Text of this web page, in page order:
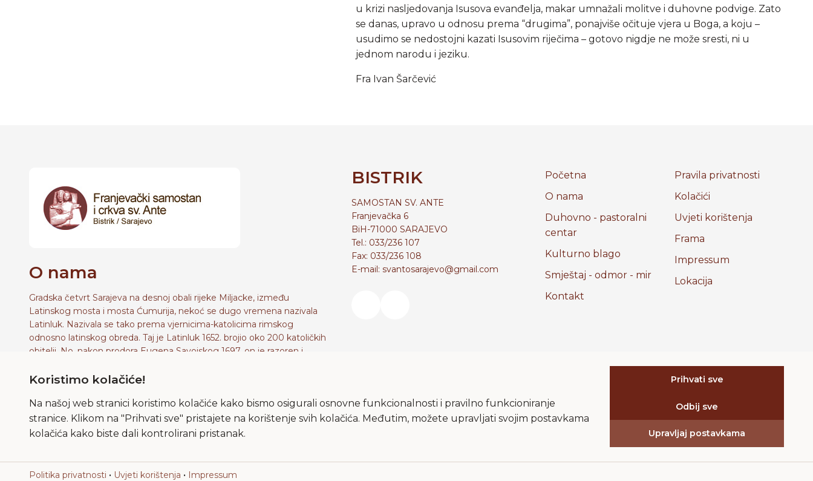
u krizi nasljedovanja Isusova evanđelja, makar umnažali molitve i duhovne podvige. Zato
se danas, upravo u odnosu prema “drugima”, ponajviše očituje vjera u Boga, a koju –
usudimo se nedostojni kazati Isusovim riječima – gotovo nigdje ne može sresti, ni u
jednom narodu i jeziku.
Fra Ivan Šarčević
O nama
Gradska četvrt Sarajeva na desnoj obali rijeke Miljacke, između
Latinskog mosta i mosta Ćumurija, nekoć se dugo vremena nazivala
Latinluk. Nazivala se tako prema vjernicima-katolicima rimskog
odnosno latinskog obreda. Taj je Latinluk 1652. brojio oko 200 katoličkih
obitelji. No, nakon prodora Eugena Savojskog 1697. on je razoren i
bila zapamćeno je do naših dana kao crkvište. Franjevci su se također
BISTRIK
SAMOSTAN SV. ANTE
Franjevačka 6
BiH-71000 SARAJEVO
Tel.: 033/236 107
Fax: 033/236 108
E-mail: svantosarajevo@gmail.com
Početna
O nama
Duhovno - pastoralni
centar
Kulturno blago
Smještaj - odmor - mir
Kontakt
Pravila privatnosti
Kolačići
Uvjeti korištenja
Frama
Impressum
Lokacija
Koristimo kolačiće!
Na našoj web stranici koristimo kolačiće kako bismo osigurali osnovne funkcionalnosti i pravilno funkcioniranje
stranice. Klikom na "Prihvati sve" pristajete na korištenje svih kolačića. Međutim, možete upravljati svojim postavkama
kolačića kako biste dali kontrolirani pristanak.
Prihvati sve
Odbij sve
Upravljaj postavkama
Politika privatnosti • Uvjeti korištenja • Impressum